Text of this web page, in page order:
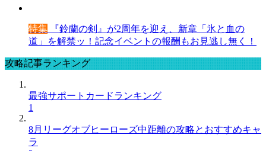
特集 『鈴蘭の剣』が2周年を迎え、新章「氷と血の
道」を解禁ッ！記念イベントの報酬もお見逃し無く！
攻略記事ランキング
最強サポートカードランキング
1
8月リーグオブヒーローズ中距離の攻略とおすすめキャ
ラ